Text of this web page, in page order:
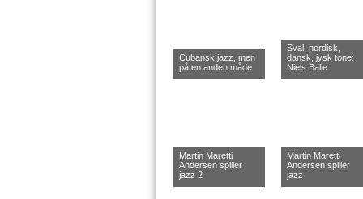
Cubansk jazz, men
på en anden måde
Sval, nordisk,
dansk, jysk tone:
Niels Balle
Martin Maretti
Andersen spiller
jazz 2
Martin Maretti
Andersen spiller
jazz